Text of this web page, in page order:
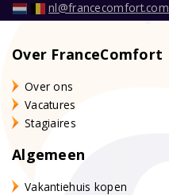
nl@francecomfort.com
Over FranceComfort
Over ons
Vacatures
Stagiaires
Algemeen
Vakantiehuis kopen